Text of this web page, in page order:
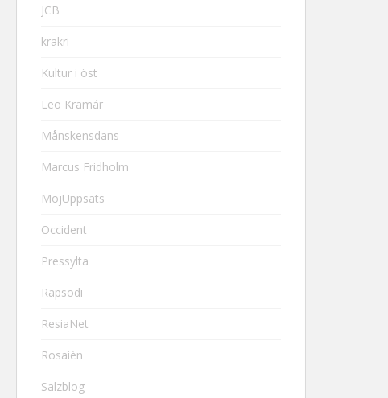
JCB
krakri
Kultur i öst
Leo Kramár
Månskensdans
Marcus Fridholm
MojUppsats
Occident
Pressylta
Rapsodi
ResiaNet
Rosaièn
Salzblog